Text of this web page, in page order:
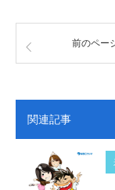
前のペー
関連記事